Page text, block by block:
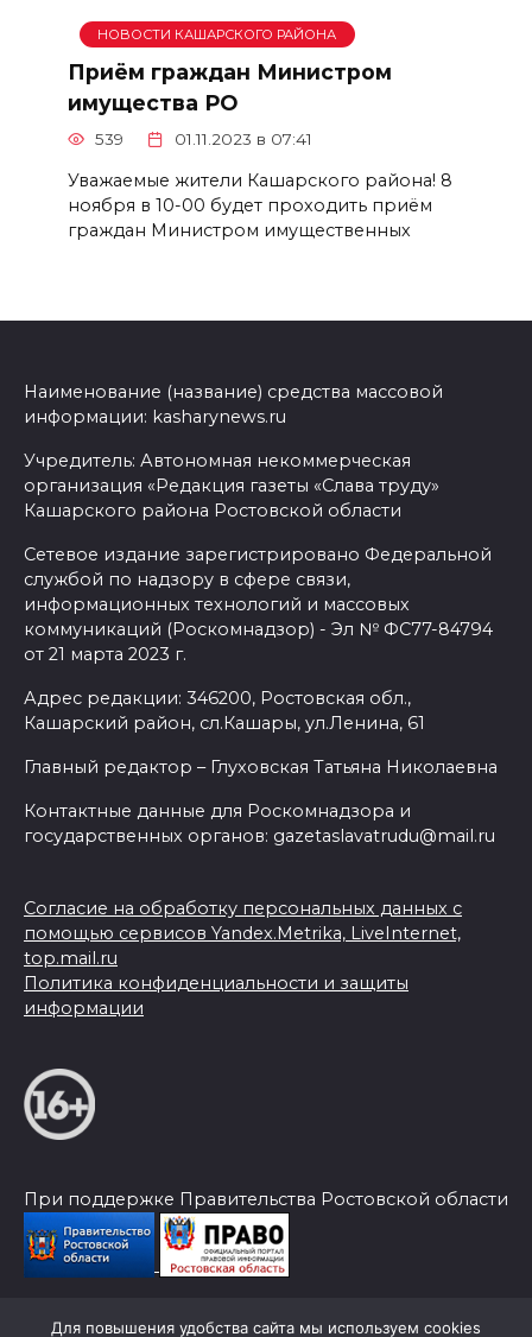
НОВОСТИ КАШАРСКОГО РАЙОНА
Приём граждан Министром
имущества РО
539 01.11.2023 в 07:41
Уважаемые жители Кашарского района! 8
ноября в 10-00 будет проходить приём
граждан Министром имущественных
Наименование (название) средства массовой
информации: kasharynews.ru
Учредитель: Автономная некоммерческая
организация «Редакция газеты «Слава труду»
Кашарского района Ростовской области
Сетевое издание зарегистрировано Федеральной
службой по надзору в сфере связи,
информационных технологий и массовых
коммуникаций (Роскомнадзор) - Эл № ФС77-84794
от 21 марта 2023 г.
Адрес редакции: 346200, Ростовская обл.,
Кашарский район, сл.Кашары, ул.Ленина, 61
Главный редактор – Глуховская Татьяна Николаевна
Контактные данные для Роскомнадзора и
государственных органов: gazetaslavatrudu@mail.ru
Согласие на обработку персональных данных с
помощью сервисов Yandex.Metrika, LiveInternet,
top.mail.ru
Политика конфиденциальности и защиты
информации
При поддержке Правительства Ростовской области
Для повышения удобства сайта мы используем cookies